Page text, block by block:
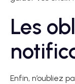
Les
Enfin, n’oubliez